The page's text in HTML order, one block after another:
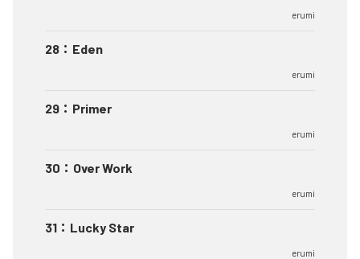
erumi
28 ： Eden
erumi
29 ： Primer
erumi
30 ： Over Work
erumi
31 ： Lucky Star
erumi